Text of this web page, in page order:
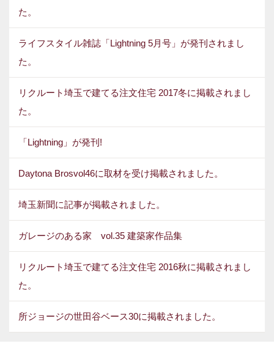
た。
ライフスタイル雑誌「Lightning 5月号」が発刊されまし
た。
リクルート埼玉で建てる注文住宅 2017冬に掲載されまし
た。
「Lightning」が発刊!
Daytona Brosvol46に取材を受け掲載されました。
埼玉新聞に記事が掲載されました。
ガレージのある家 vol.35 建築家作品集
リクルート埼玉で建てる注文住宅 2016秋に掲載されまし
た。
所ジョージの世田谷ベース30に掲載されました。